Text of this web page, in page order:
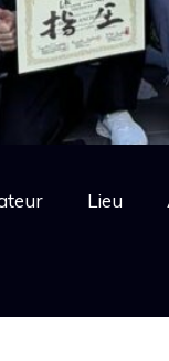
Lieu